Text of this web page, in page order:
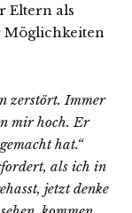
Eltern als
zerstört. Immer
mir hoch. Er
hat.“
als ich in
jetzt denke